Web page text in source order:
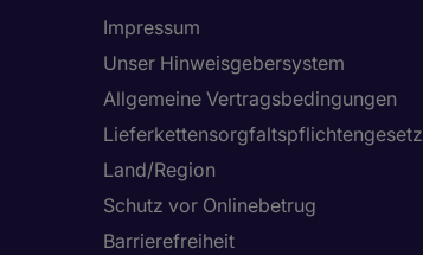
Impressum
Unser Hinweisgebersystem
Allgemeine Vertragsbedingungen
Lieferkettensorgfaltspflichtengesetz
Land/Region
Schutz vor Onlinebetrug
Barrierefreiheit